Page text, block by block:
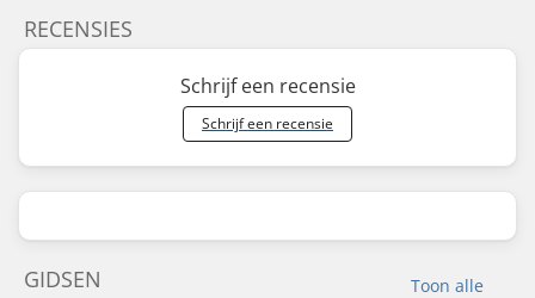
RECENSIES
Schrijf een recensie
Schrijf een recensie
Toon alle
GIDSEN